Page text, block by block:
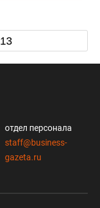
13
отдел персонала
staff@business-
gazeta.ru